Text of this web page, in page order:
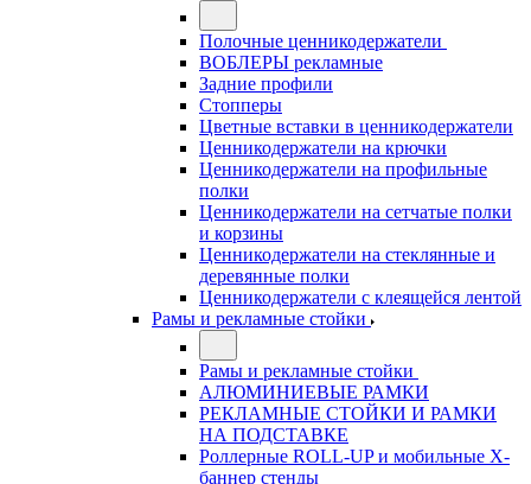
Полочные ценникодержатели
ВОБЛЕРЫ рекламные
Задние профили
Стопперы
Цветные вставки в ценникодержатели
Ценникодержатели на крючки
Ценникодержатели на профильные
полки
Ценникодержатели на сетчатые полки
и корзины
Ценникодержатели на стеклянные и
деревянные полки
Ценникодержатели с клеящейся лентой
Рамы и рекламные стойки
Рамы и рекламные стойки
АЛЮМИНИЕВЫЕ РАМКИ
РЕКЛАМНЫЕ СТОЙКИ И РАМКИ
НА ПОДСТАВКЕ
Роллерные ROLL-UP и мобильные X-
баннер стенды